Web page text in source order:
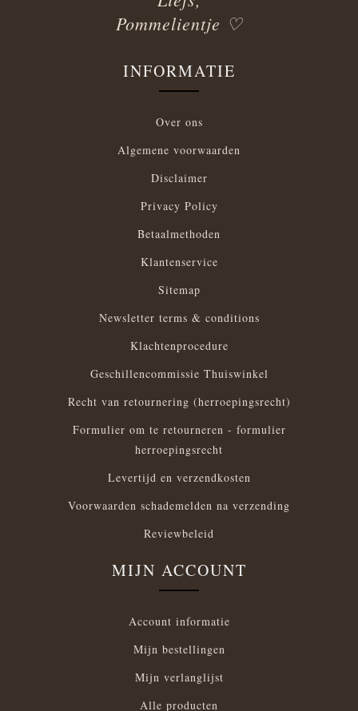
Pommelientje ♡
INFORMATIE
Over ons
Algemene voorwaarden
Disclaimer
Privacy Policy
Betaalmethoden
Klantenservice
Sitemap
Newsletter terms & conditions
Klachtenprocedure
Geschillencommissie Thuiswinkel
Recht van retournering (herroepingsrecht)
Formulier om te retourneren - formulier
herroepingsrecht
Levertijd en verzendkosten
Voorwaarden schademelden na verzending
Reviewbeleid
MIJN ACCOUNT
Account informatie
Mijn bestellingen
Mijn verlanglijst
Alle producten